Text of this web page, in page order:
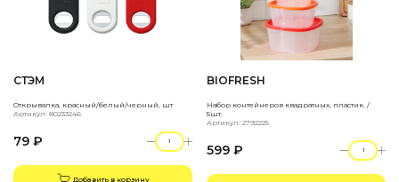
СТЭМ
Открывалка, красный/белый/черный, шт
Артикул: 80233246
79 ₽
Добавить в корзину
BIOFRESH
Набор контейнеров квадратных, пластик. /
5шт.
Артикул: 2792225
599 ₽